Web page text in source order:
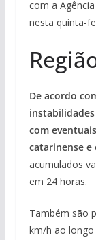
com a
nesta quinta-
De acordo
com
catarinense e
acumulados
em 24 horas.
Também são
km/h ao longo